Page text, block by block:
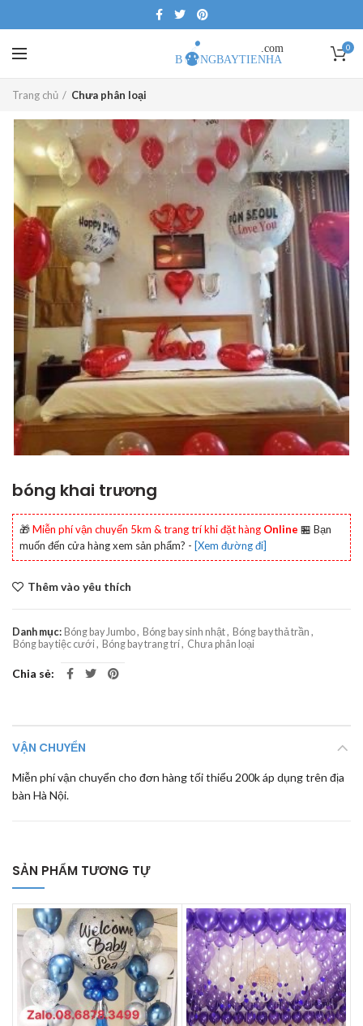
0
Trang chủ Chưa phân loại
bóng khai trương
🎁Miễn phí vận chuyển 5km & trang trí khi đặt hàng Online 🏪 Bạn
muốn đến cửa hàng xem sản phẩm? - [Xem đường đi]
Thêm vào yêu thích
Danh mục: Bóng bay Jumbo, Bóng bay sinh nhật, Bóng bay thả trần ,
Bóng bay tiệc cưới, Bóng bay trang trí, Chưa phân loại
Chia sẻ
VẬN CHUYỂN
Miễn phí vận chuyển cho đơn hàng tối thiểu 200k áp dụng trên địa
bàn Hà Nội.
SẢN PHẨM TƯƠNG TỰ